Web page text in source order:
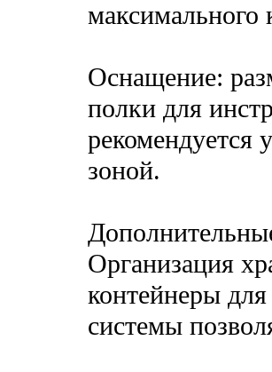
максимального
Оснащение:
полки для
рекомендуется
зоной.
Организация
контейнеры
системы